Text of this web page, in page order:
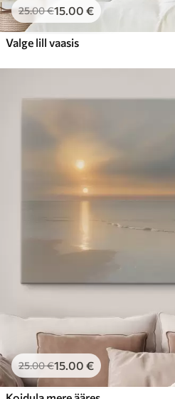
25.00€15.00 €
Valge lill vaasis
25.00€15.00 €